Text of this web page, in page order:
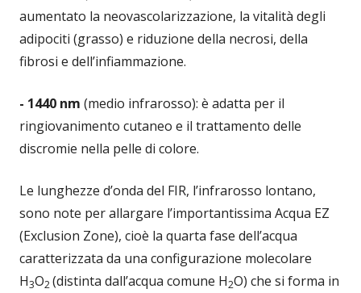
aumentato la neovascolarizzazione, la vitalità degli
adipociti (grasso) e riduzione della necrosi, della
fibrosi e dell’infiammazione.
- 1440 nm (medio infrarosso): è adatta per il
ringiovanimento cutaneo e il trattamento delle
discromie nella pelle di colore.
Le lunghezze d’onda del FIR, l’infrarosso lontano,
sono note per allargare l’importantissima Acqua EZ
(Exclusion Zone), cioè la quarta fase dell’acqua
caratterizzata da una configurazione molecolare
H3O2(distinta dall’acqua comune H2O) che si forma in